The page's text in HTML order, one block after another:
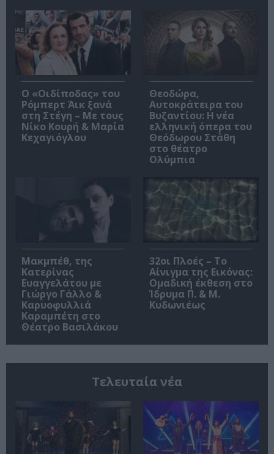
O «Οιδίποδας» του
Ρόμπερτ Άικ ξανά
στη Στέγη – Με τους
Νίκο Κουρή & Μαρία
Κεχαγιόγλου
Θεοδώρα,
Αυτοκράτειρα του
Βυζαντίου: Η νέα
ελληνική όπερα του
Θεόδωρου Στάθη
στο θέατρο
Ολύμπια
Μακμπέθ, της
Κατερίνας
Ευαγγελάτου με
Γιώργο Γάλλο &
Καρυοφυλλιά
Καραμπέτη στο
Θέατρο Βασιλάκου
32οι Πλοές – Το
Αίνιγμα της Εικόνας:
Ομαδική έκθεση στο
Ίδρυμα Π. & Μ.
Κυδωνιέως
Τελευταία νέα